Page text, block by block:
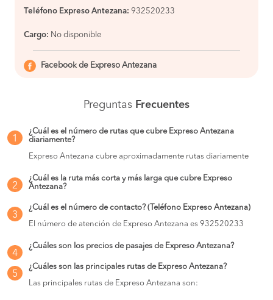
Teléfono Expreso Antezana: 932520233
Cargo: No disponible
Facebook de Expreso Antezana
Preguntas Frecuentes
1
¿Cuál es el número de rutas que cubre Expreso Antezana
diariamente?
Expreso Antezana cubre aproximadamente rutas diariamente
2
¿Cuál es la ruta más corta y más larga que cubre Expreso
Antezana?
3
¿Cuál es el número de contacto? (Teléfono Expreso Antezana)
El número de atención de Expreso Antezana es 932520233
4
¿Cuáles son los precios de pasajes de Expreso Antezana?
5
¿Cuáles son las principales rutas de Expreso Antezana?
Las principales rutas de Expreso Antezana son: